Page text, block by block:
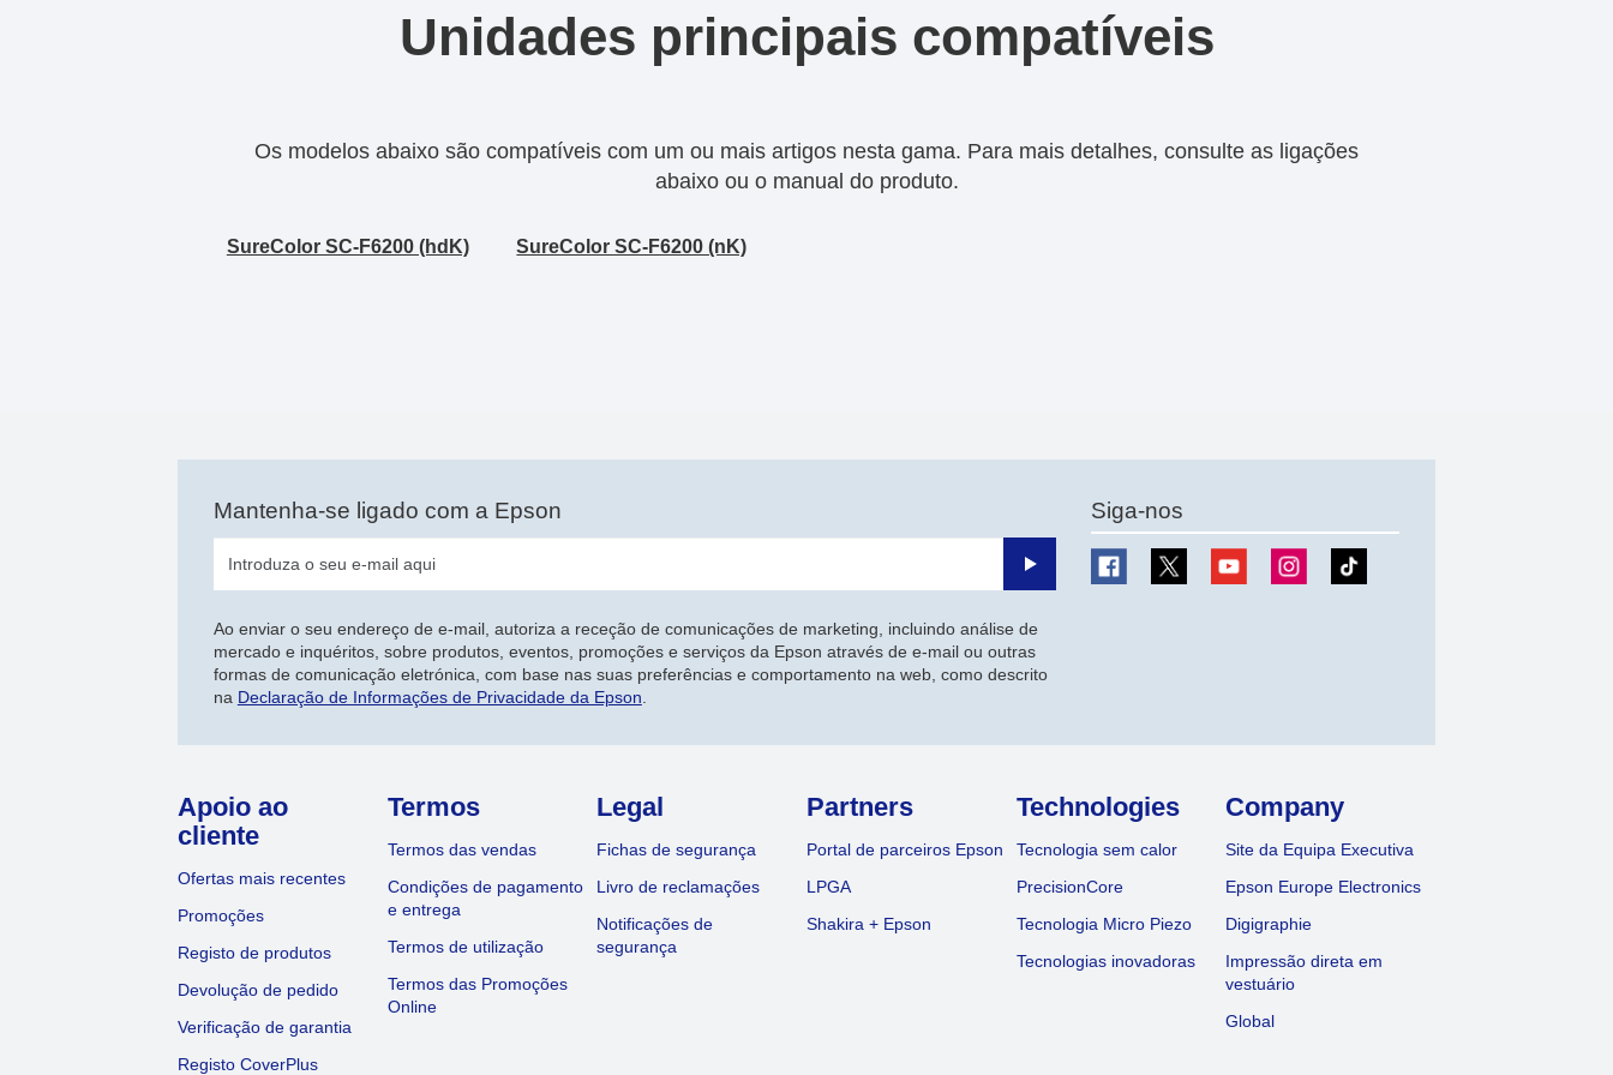
Unidades principais compatíveis
Os modelos abaixo são compatíveis com um ou mais artigos nesta gama. Para mais detalhes, consulte as ligações
abaixo ou o manual do produto.
SureColor SC-F6200 (hdK) SureColor SC-F6200 (nK)
Mantenha-se ligado com a Epson
Enviar
Ao enviar o seu endereço de e-mail, autoriza a receção de comunicações de marketing, incluindo análise de
mercado e inquéritos, sobre produtos, eventos, promoções e serviços da Epson através de e-mail ou outras
formas de comunicação eletrónica, com base nas suas preferências e comportamento na web, como descrito
na Declaração de Informações de Privacidade da Epson
Siga-nos
Apoio ao
cliente
Ofertas mais recentes
Promoções
Registo de produtos
Devolução de pedido
Verificação de garantia
Registo CoverPlus
Termos
Termos das vendas
Condições de pagamento
e entrega
Termos de utilização
Termos das Promoções
Online
Legal
Fichas de segurança
Livro de reclamações
Notificações de
segurança
Partners
Portal de parceiros Epson
LPGA
Shakira + Epson
Technologies
Tecnologia sem calor
PrecisionCore
Tecnologia Micro Piezo
Tecnologias inovadoras
Company
Site da Equipa Executiva
Epson Europe Electronics
Digigraphie
Impressão direta em
vestuário
Global